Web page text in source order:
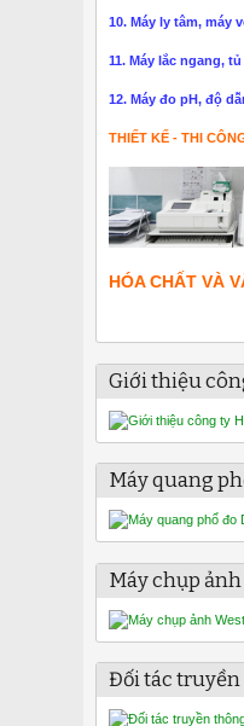
10. Máy ly tâm, máy
11. Máy lắc ngang,
12. Máy đo pH, độ
THIẾT KẾ - THI
HÓA CHẤT VÀ
Giới thiệu
Máy quang
Máy chụp
Đối tác